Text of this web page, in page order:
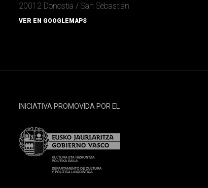
20012 Donostia / San Sebastián
VER EN GOOGLEMAPS
INICIATIVA PROMOVIDA POR EL